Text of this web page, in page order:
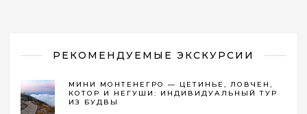
РЕКОМЕНДУЕМЫЕ ЭКСКУРСИИ
МИНИ МОНТЕНЕГРО — ЦЕТИНЬЕ, ЛОВЧЕН,
КОТОР И НЕГУШИ: ИНДИВИДУАЛЬНЫЙ ТУР
ИЗ БУДВЫ